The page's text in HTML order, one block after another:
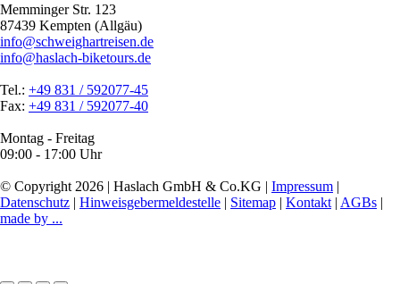
Memminger Str. 123
87439 Kempten (Allgäu)
info@schweighartreisen.de
info@haslach-biketours.de
Tel.: +49 831 / 592077-45
Fax: +49 831 / 592077-40
Montag - Freitag
09:00 - 17:00 Uhr
© Copyright 2026 | Haslach GmbH & Co.KG | Impressum |
Datenschutz | Hinweisgebermeldestelle | Sitemap | Kontakt | AGBs |
made by ...